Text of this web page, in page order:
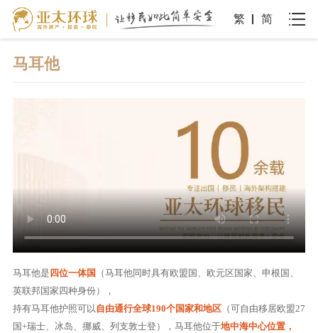
繁 简
马耳他
马耳他是 四位一体国
（马耳他同时具有欧盟国、欧元区国家、申根国、
英联邦国家四种身份），
持有马耳他护照可以 自由通行全球190个国家和地区（可自由移居欧盟27
国+瑞士、冰岛、挪威、列支敦士登），马耳他位于地中海中心位置，